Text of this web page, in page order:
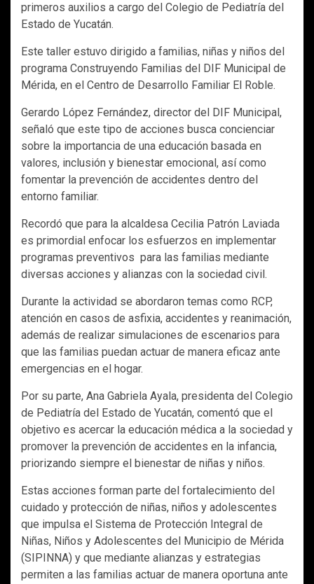
primeros auxilios a cargo del Colegio de Pediatría del
Estado de Yucatán.
Este taller estuvo dirigido a familias, niñas y niños del
programa Construyendo Familias del DIF Municipal de
Mérida, en el Centro de Desarrollo Familiar El Roble.
Gerardo López Fernández, director del DIF Municipal,
señaló que este tipo de acciones busca concienciar
sobre la importancia de una educación basada en
valores, inclusión y bienestar emocional, así como
fomentar la prevención de accidentes dentro del
entorno familiar.
Recordó que para la alcaldesa Cecilia Patrón Laviada
es primordial enfocar los esfuerzos en implementar
programas preventivos para las familias mediante
diversas acciones y alianzas con la sociedad civil.
Durante la actividad se abordaron temas como RCP,
atención en casos de asfixia, accidentes y reanimación,
además de realizar simulaciones de escenarios para
que las familias puedan actuar de manera eficaz ante
emergencias en el hogar.
Por su parte, Ana Gabriela Ayala, presidenta del Colegio
de Pediatría del Estado de Yucatán, comentó que el
objetivo es acercar la educación médica a la sociedad y
promover la prevención de accidentes en la infancia,
priorizando siempre el bienestar de niñas y niños.
Estas acciones forman parte del fortalecimiento del
cuidado y protección de niñas, niños y adolescentes
que impulsa el Sistema de Protección Integral de
Niñas, Niños y Adolescentes del Municipio de Mérida
(SIPINNA) y que mediante alianzas y estrategias
permiten a las familias actuar de manera oportuna ante